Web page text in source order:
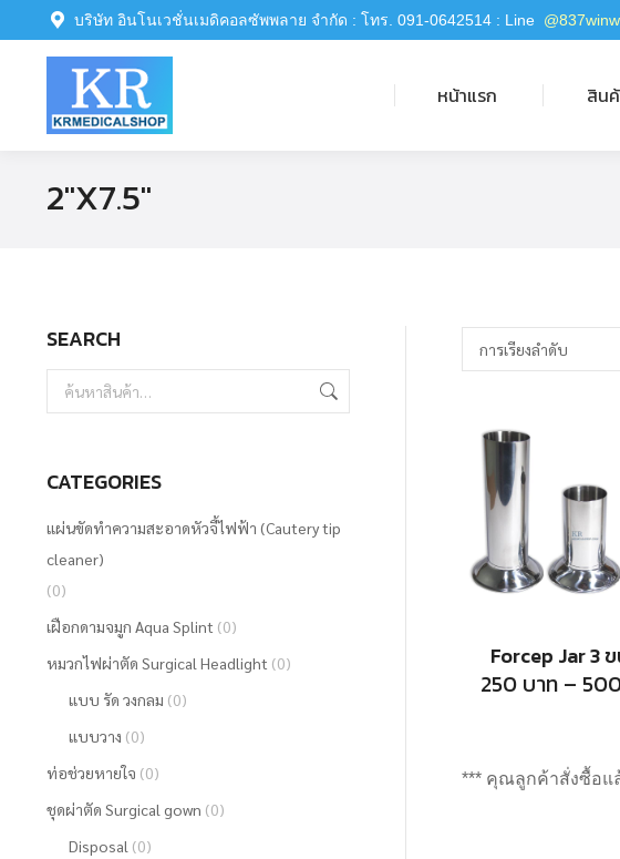
บริษัท อินโนเวชั่นเมดิคอลซัพพลาย จำกัด : โทร. 091-0642514 : Line
หน้าแรก สิน
2"X7.5"
Forcep Jar 3
250บาท –
*** คุณลูกค้าสั่งซื้อแ
SEARCH
CATEGORIES
แผ่นขัดทำความสะอาดหัวจี้ไฟฟ้า (Cautery tip
cleaner)
(0)
เฝือกดามจมูก Aqua Splint (0)
หมวกไฟผ่าตัด Surgical Headlight (0)
แบบ รัด วงกลม (0)
แบบวาง (0)
ท่อช่วยหายใจ (0)
ชุดผ่าตัด Surgical gown (0)
Disposal (0)
หน้าแรก สินค้า